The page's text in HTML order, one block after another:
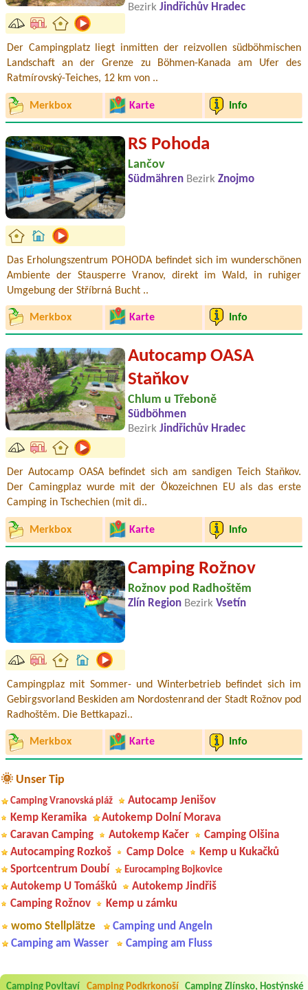
Bezirk Jindřichův Hradec
Der Campingplatz liegt inmitten der reizvollen südböhmischen
Landschaft an der Grenze zu Böhmen-Kanada am Ufer des
Ratmírovský-Teiches, 12 km von ..
Merkbox Karte Info
RS Pohoda
Lančov
Südmähren Bezirk Znojmo
Das Erholungszentrum POHODA befindet sich im wunderschönen
Ambiente der Stausperre Vranov, direkt im Wald, in ruhiger
Umgebung der Stříbrná Bucht ..
Merkbox Karte Info
Autocamp OASA
Staňkov
Chlum u Třeboně
Südböhmen
Bezirk Jindřichův Hradec
Der Autocamp OASA befindet sich am sandigen Teich Staňkov.
Der Camingplaz wurde mit der Ökozeichnen EU als das erste
Camping in Tschechien (mit di..
Merkbox Karte Info
Camping Rožnov
Rožnov pod Radhoštěm
Zlín Region Bezirk Vsetín
Campingplaz mit Sommer- und Winterbetrieb befindet sich im
Gebirgsvorland Beskiden am Nordostenrand der Stadt Rožnov pod
Radhoštěm. Die Bettkapazi..
Merkbox Karte Info
🌞 Unser Tip
Camping Vranovská pláž
Autocamp Jenišov
Kemp Keramika
Autokemp Dolní Morava
Caravan Camping
Autokemp Kačer
Camping Olšina
Autocamping Rozkoš
Camp Dolce
Kemp u Kukačků
Sportcentrum Doubí
Eurocamping Bojkovice
Autokemp U Tomášků
Autokemp Jindřiš
Camping Rožnov
Kemp u zámku
womo Stellplätze
Camping und Angeln
Camping am Wasser
Camping am Fluss
Camping Povltaví Camping Podkrkonoší Camping Zlínsko, Hostýnské
Byli jsme zde v týdnu od 25.7. do 1.8. 2026. Kemp jako takový je pěkný.